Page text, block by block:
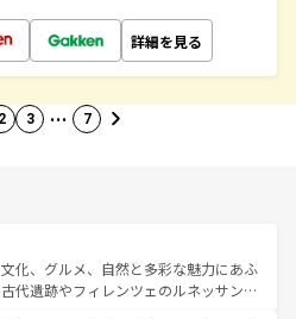
詳細を見る
2 3 … 7
化、グルメ、自然と多彩な魅力にあふ
代遺跡やフィレンツェのルネッサンス